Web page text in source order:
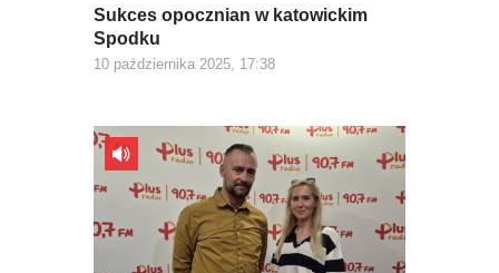
Sukces opocznian w katowickim
Spodku
10 października 2025, 17:38